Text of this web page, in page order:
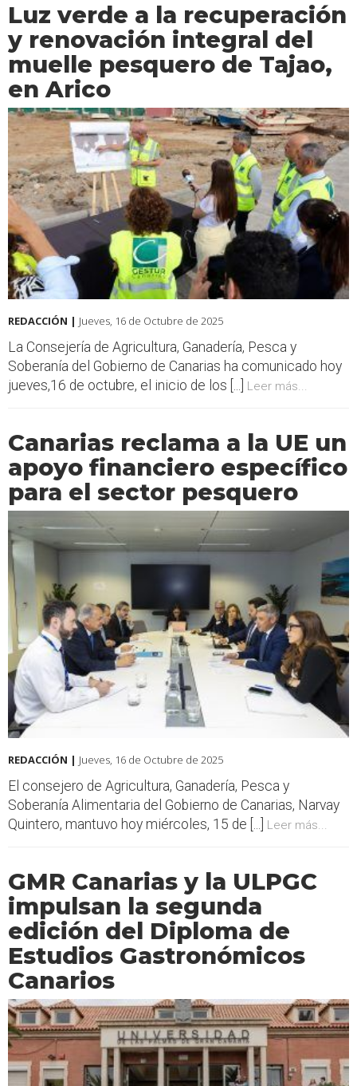
Luz verde a la recuperación
y renovación integral del
muelle pesquero de Tajao,
en Arico
REDACCIÓN | Jueves, 16 de Octubre de 2025
La Consejería de Agricultura, Ganadería, Pesca y
Soberanía del Gobierno de Canarias ha comunicado hoy
jueves,16 de octubre, el inicio de los [...] Leer más...
Canarias reclama a la UE un
apoyo financiero específico
para el sector pesquero
REDACCIÓN | Jueves, 16 de Octubre de 2025
El consejero de Agricultura, Ganadería, Pesca y
Soberanía Alimentaria del Gobierno de Canarias, Narvay
Quintero, mantuvo hoy miércoles, 15 de [...]
Leer más...
GMR Canarias y la ULPGC
impulsan la segunda
edición del Diploma de
Estudios Gastronómicos
Canarios